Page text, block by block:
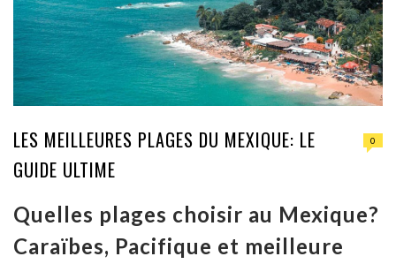
LES MEILLEURES PLAGES DU MEXIQUE: LE
GUIDE ULTIME
0
Quelles plages choisir au Mexique?
Caraïbes, Pacifique et meilleure